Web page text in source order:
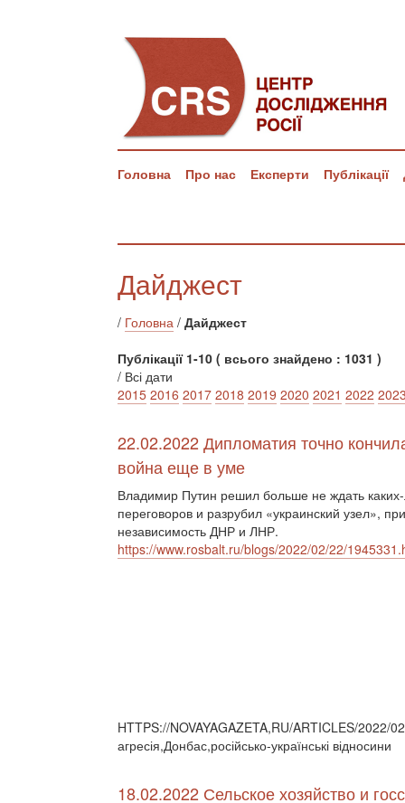
Головна Про нас Експерти Публікації
Дайджест
/ Головна / Дайджест
Публікації 1-10 ( всього знайдено : 1031 )
/ Всі дати
2015 2016 2017 2018 2019 2020 2021 2022
22.02.2022 Дипломатия точно
война еще в уме
Владимир Путин решил больше не ждать
переговоров и разрубил «украинский узел»,
независимость ДНР и ЛНР.
https://www.rosbalt.ru/blogs/2022/02/22/
HTTPS://NOVAYAGAZETA,RU/ARTICLES/2022/
агресія,Донбас,російсько-українські відносини
18.02.2022 Сельское хозяйство и